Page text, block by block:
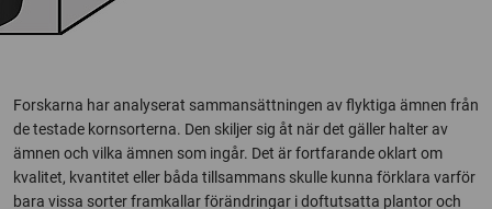
Forskarna har analyserat sammansättningen av flyktiga ämnen från
de testade kornsorterna. Den skiljer sig åt när det gäller halter av
ämnen och vilka ämnen som ingår. Det är fortfarande oklart om
kvalitet, kvantitet eller båda tillsammans skulle kunna förklara varför
bara vissa sorter framkallar förändringar i doftutsatta plantor och